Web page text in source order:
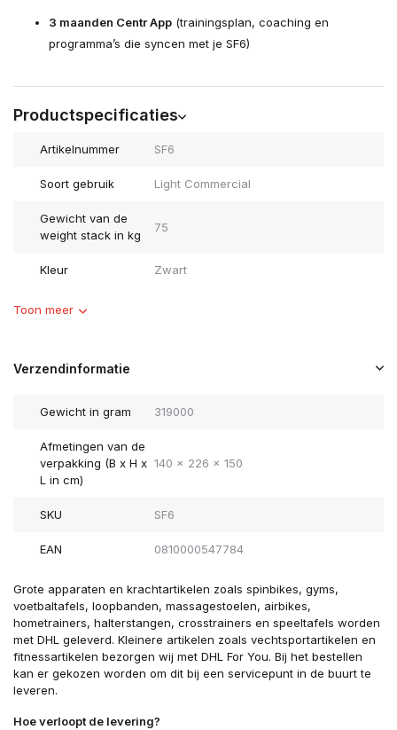
3 maanden Centr App (trainingsplan, coaching en
programma’s die syncen met je SF6)
Productspecificaties
Artikelnummer SF6
Soort gebruik Light Commercial
Gewicht van de
weight stack in kg
75
Kleur Zwart
Toon meer
Verzendinformatie
Gewicht in gram 319000
Afmetingen van de
verpakking (B x H x
L in cm)
140 x 226 x 150
SKU SF6
EAN 0810000547784
Grote apparaten en krachtartikelen zoals spinbikes, gyms,
voetbaltafels, loopbanden, massagestoelen, airbikes,
hometrainers, halterstangen, crosstrainers en speeltafels worden
met DHL geleverd. Kleinere artikelen zoals vechtsportartikelen en
fitnessartikelen bezorgen wij met DHL For You. Bij het bestellen
kan er gekozen worden om dit bij een servicepunt in de buurt te
leveren.
Hoe verloopt de levering?